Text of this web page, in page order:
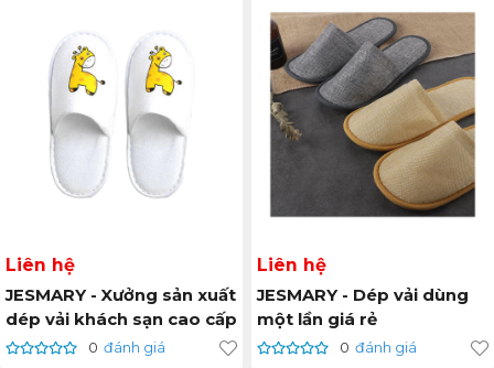
Liên hệ
JESMARY - Xưởng sản xuất
dép vải khách sạn cao cấp
0 đánh giá
Liên hệ
JESMARY - Dép vải dùng
một lần giá rẻ
0 đánh giá